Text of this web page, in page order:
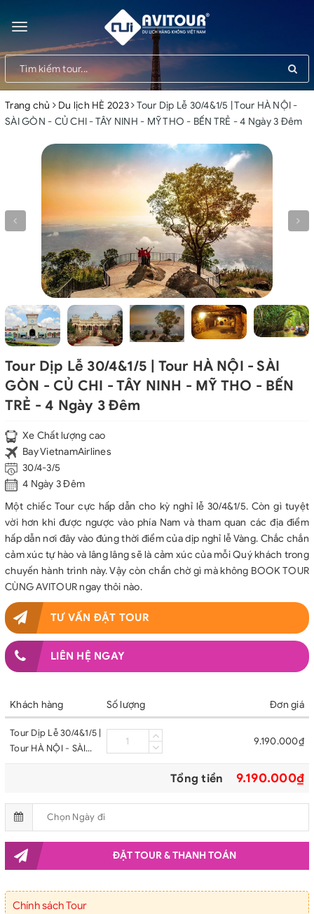
Toggle
navigation
Trang chủ Du lịch HÈ 2023
Tour Dịp Lễ 30/4&1/5 | Tour HÀ NỘI -
SÀI GÒN - CỦ CHI - TÂY NINH - MỸ THO - BẾN TRẺ - 4 Ngày 3 Đêm
Tour Dịp Lễ 30/4&1/5 | Tour HÀ NỘI - SÀI
GÒN - CỦ CHI - TÂY NINH - MỸ THO - BẾN
TRẺ - 4 Ngày 3 Đêm
Xe Chất lượng cao
Bay VietnamAirlines
30/4-3/5
4 Ngày 3 Đêm
Một chiếc Tour cực hấp dẫn cho kỳ nghỉ lễ 30/4&1/5. Còn gì tuyệt
vời hơn khi được ngược vào phía Nam và tham quan các địa điểm
hấp dẫn nơi đây vào đúng thời điểm của dịp nghỉ lễ Vàng. Chắc chắn
cảm xúc tự hào và lâng lâng sẽ là cảm xúc của mỗi Quý khách trong
chuyến hành trình này. Vậy còn chần chờ gì mà không BOOK TOUR
CÙNG AVITOUR ngay thôi nào.
TƯ VẤN ĐẶT TOUR
LIÊN HỆ NGAY
Khách hàng Số lượng Đơn giá
Tour Dịp Lễ 30/4&1/5 |
Tour HÀ NỘI - SÀI
Đêm
9.190.000₫
Tổng tiền 9.190.000₫
ĐẶT TOUR & THANH TOÁN
Chính sách Tour